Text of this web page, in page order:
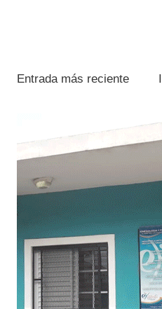
Entrada más reciente